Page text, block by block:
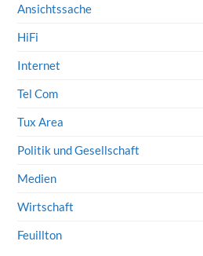
Ansichtssache
HiFi
Internet
Tel Com
Tux Area
Politik und Gesellschaft
Medien
Wirtschaft
Feuillton